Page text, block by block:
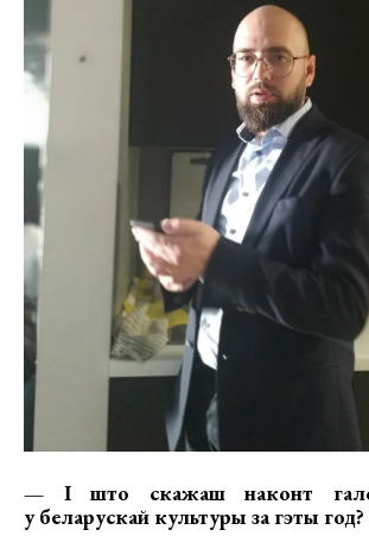
— І што скажаш наконт
у беларускай культуры за гэты год?